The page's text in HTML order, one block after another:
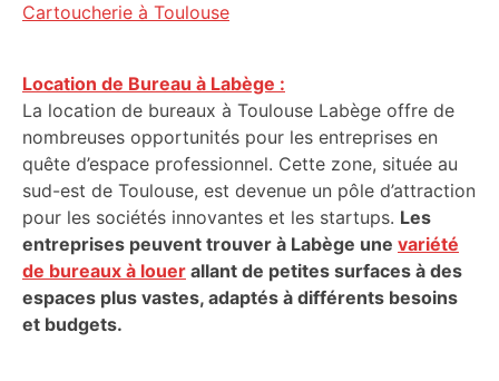
Cartoucherie à Toulouse
Location de Bureau à Labège :
La location de bureaux à Toulouse Labège offre de
nombreuses opportunités pour les entreprises en
quête d’espace professionnel. Cette zone, située au
sud-est de Toulouse, est devenue un pôle d’attraction
pour les sociétés innovantes et les startups. Les
entreprises peuvent trouver à Labège une variété
de bureaux à louer allant de petites surfaces à des
espaces plus vastes, adaptés à différents besoins
et budgets.